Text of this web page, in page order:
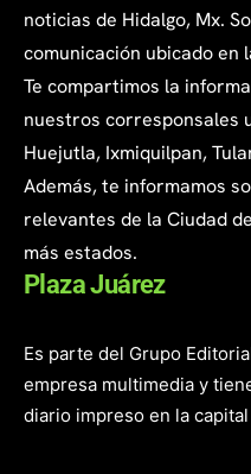
noticias de Hidalgo, Mx.
comunicación ubicado en
Te compartimos la
nuestros corresponsales
Huejutla, Ixmiquilpan,
Además, te informamos
relevantes de la Ciudad
más estados.
Plaza Juárez
Es parte del Grupo
empresa multimedia y
diario impreso en la